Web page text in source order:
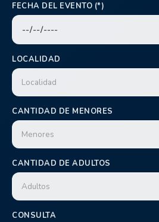
FECHA DEL EVENTO (*)
LOCALIDAD
CANTIDAD DE MENORES
CANTIDAD DE ADULTOS
CONSULTA